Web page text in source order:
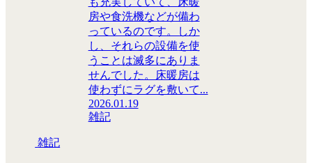
房や食洗機などが備わ
っているのです。しか
し、それらの設備を使
うことは滅多にありま
せんでした。床暖房は
使わずにラグを敷いて...
2026.01.19
雑記
雑記